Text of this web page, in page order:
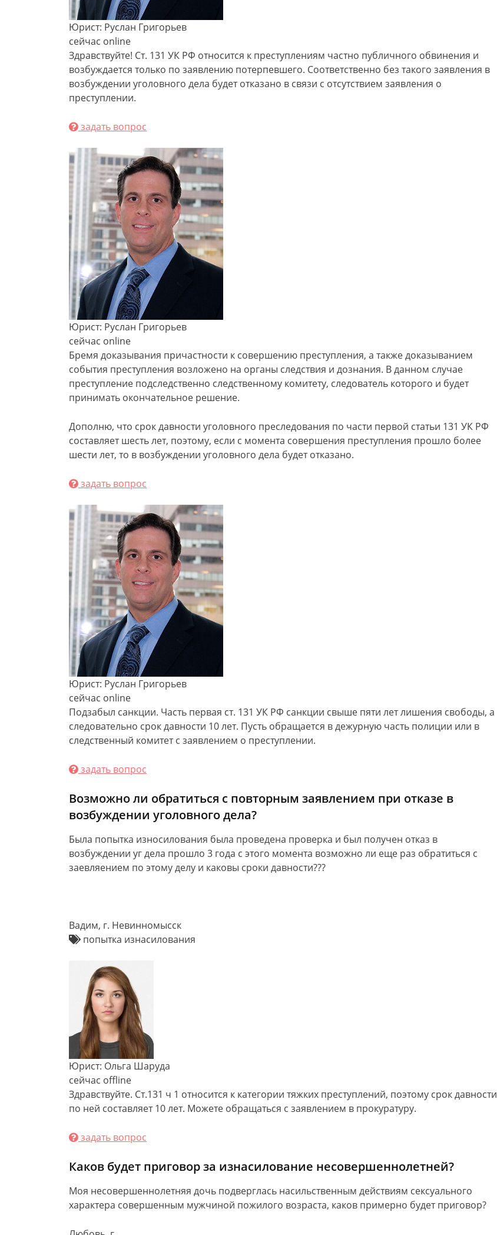
Юрист: Руслан Григорьев
сейчас online
Здравствуйте! Ст. 131 УК РФ относится к преступлениям частно публичного обвинения и
возбуждается только по заявлению потерпевшего. Соответственно без такого заявления в
возбуждении уголовного дела будет отказано в связи с отсутствием заявления о
преступлении.
задать вопрос
Юрист: Руслан Григорьев
сейчас online
Бремя доказывания причастности к совершению преступления, а также доказыванием
события преступления возложено на органы следствия и дознания. В данном случае
преступление подследственно следственному комитету, следователь которого и будет
принимать окончательное решение.
Дополню, что срок давности уголовного преследования по части первой статьи 131 УК РФ
составляет шесть лет, поэтому, если с момента совершения преступления прошло более
шести лет, то в возбуждении уголовного дела будет отказано.
задать вопрос
Юрист: Руслан Григорьев
сейчас online
Подзабыл санкции. Часть первая ст. 131 УК РФ санкции свыше пяти лет лишения свободы, а
следовательно срок давности 10 лет. Пусть обращается в дежурную часть полиции или в
следственный комитет с заявлением о преступлении.
задать вопрос
Возможно ли обратиться с повторным заявлением при отказе в
возбуждении уголовного дела?
Была попытка износилования была проведена проверка и был получен отказ в
возбуждении уг дела прошло 3 года с этого момента возможно ли еще раз обратиться с
заевляением по этому делу и каковы сроки давности???
Вадим, г. Невинномысск
попытка изнасилования
Юрист: Ольга Шаруда
сейчас offline
Здравствуйте. Ст.131 ч 1 относится к категории тяжких преступлений, поэтому срок давности
по ней составляет 10 лет. Можете обращаться с заявлением в прокуратуру.
задать вопрос
Каков будет приговор за изнасилование несовершеннолетней?
Моя несовершеннолетняя дочь подверглась насильственным действиям сексуального
характера совершенным мужчиной пожилого возраста, каков примерно будет приговор?